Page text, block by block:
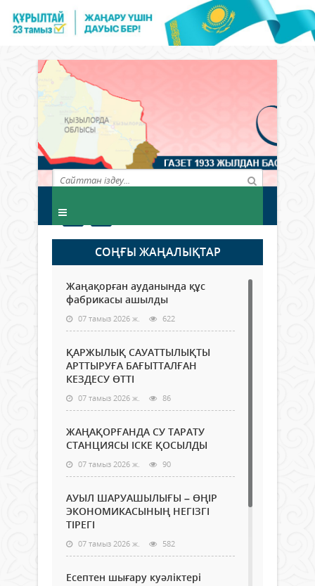
СОҢҒЫ ЖАҢАЛЫҚТАР
Жаңақорған ауданында құс
фабрикасы ашылды
07 тамыз 2026 ж. 622
ҚАРЖЫЛЫҚ САУАТТЫЛЫҚТЫ
АРТТЫРУҒА БАҒЫТТАЛҒАН
КЕЗДЕСУ ӨТТІ
07 тамыз 2026 ж. 86
ЖАҢАҚОРҒАНДА СУ ТАРАТУ
СТАНЦИЯСЫ ІСКЕ ҚОСЫЛДЫ
07 тамыз 2026 ж. 90
АУЫЛ ШАРУАШЫЛЫҒЫ – ӨҢІР
ЭКОНОМИКАСЫНЫҢ НЕГІЗГІ
ТІРЕГІ
07 тамыз 2026 ж. 582
Есептен шығару куәліктері